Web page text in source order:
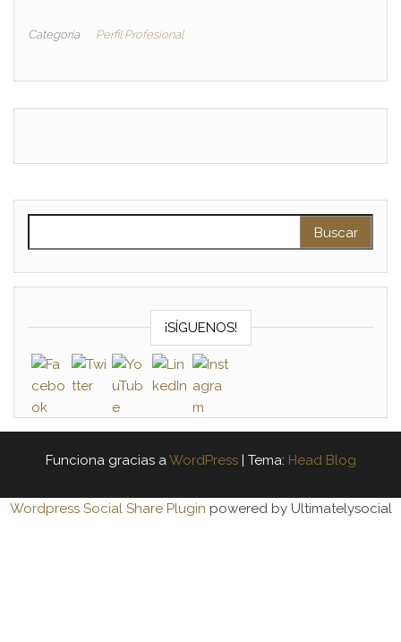
Categoría Perfil Profesional
¡SÍGUENOS!
Funciona gracias aWordPress | Tema: Head Blog
Wordpress Social Share Plugin powered by Ultimatelysocial